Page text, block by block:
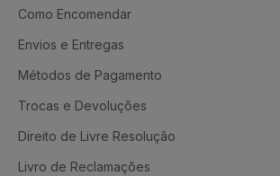
Como Encomendar
Envios e Entregas
Métodos de Pagamento
Trocas e Devoluções
Direito de Livre Resolução
Livro de Reclamações